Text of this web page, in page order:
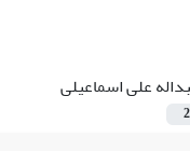
علی اسماعیلی
2